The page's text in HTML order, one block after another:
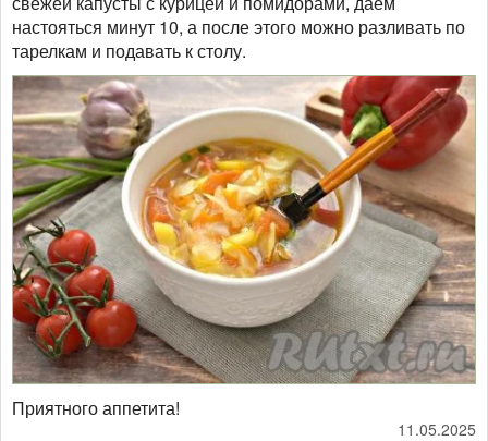
настояться минут 10, а после этого можно разливать по
тарелкам и подавать к столу.
Приятного аппетита!
11.05.2025